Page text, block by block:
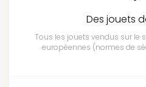
Des jouets
Tous les jouets vendus sur le
européennes (normes de